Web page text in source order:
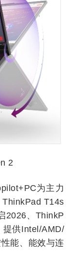
2
为主力
ThinkPad T14s
2026、ThinkP
提供Intel/AMD/
能、能效与连